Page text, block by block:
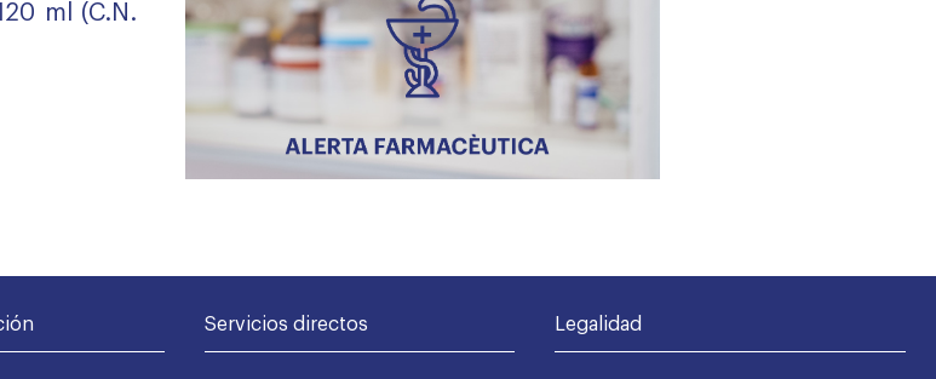
ml (C.N.
Servicios directos Legalidad